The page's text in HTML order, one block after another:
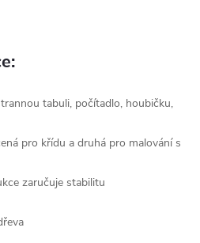
tabuli, počítadlo, houbičku,
pro křídu a druhá pro malování s
zaručuje stabilitu